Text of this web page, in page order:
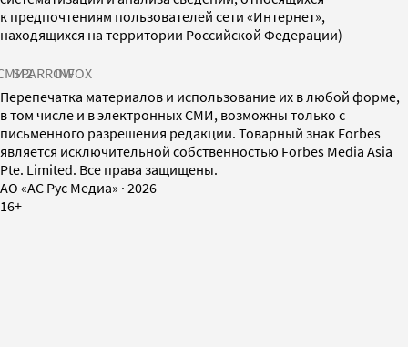
к предпочтениям пользователей сети «Интернет»,
находящихся на территории Российской Федерации)
SPARROWINFOX
Перепечатка материалов и использование их в любой форме,
в том числе и в электронных СМИ, возможны только с
письменного разрешения редакции. Товарный знак Forbes
является исключительной собственностью Forbes Media Asia
Pte. Limited. Все права защищены.
AO «АС Рус Медиа» · 2026
16+